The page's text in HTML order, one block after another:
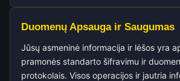
Duomenų Apsauga ir Saugumas
Jūsų asmeninė informacija ir lėšos yra
pramonės standarto šifravimu ir
protokolais. Visos operacijos ir jautria